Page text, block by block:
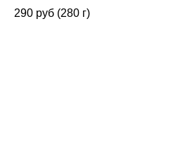
290 руб (280 г)